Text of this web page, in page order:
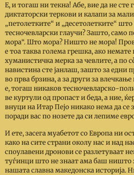
Е, и тогаш ни текна! Абе, вие да не сте
диктаторски теркови и калапи за
„петолетките“ и „десетолетките“
тесночевларски глаучи? Зашто, само
мора“. Што мора? Ништо не мора!
е тоа таква голема грешка, ако
хуманистичка мерка за чевлите, а по
навистина сте јанлаш, зашто за едни
во прва брзина, а за други за
е, тогаш никаков тесночевларско-
ве куртули од пропаст и беда, а ние,
внуци на Итар Пејо никако нема да се
поради вас по нозете да си лепиме
И ете, засега муабетот со Европа ни
како на сите страни околу нас и над
споулавени дронови се разлетуваат
туѓинци што не знаат ама баш ништо
нашата славна македонска историја.